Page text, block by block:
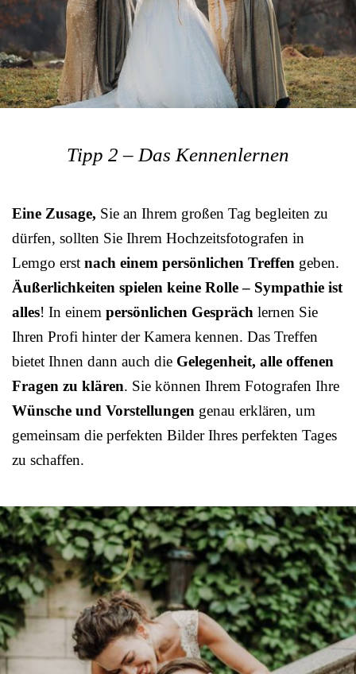
Tipp 2 – Das Kennenlernen
Eine Zusage, Sie an Ihrem großen Tag begleiten zu
dürfen, sollten Sie Ihrem Hochzeitsfotografen in
Lemgo erst nach einem persönlichen Treffen geben.
Äußerlichkeiten spielen keine Rolle – Sympathie ist
alles! In einem persönlichen Gespräch lernen Sie
Ihren Profi hinter der Kamera kennen. Das Treffen
bietet Ihnen dann auch die Gelegenheit, alle offenen
Fragen zu klären. Sie können Ihrem Fotografen Ihre
Wünsche und Vorstellungen genau erklären, um
gemeinsam die perfekten Bilder Ihres perfekten Tages
zu schaffen.